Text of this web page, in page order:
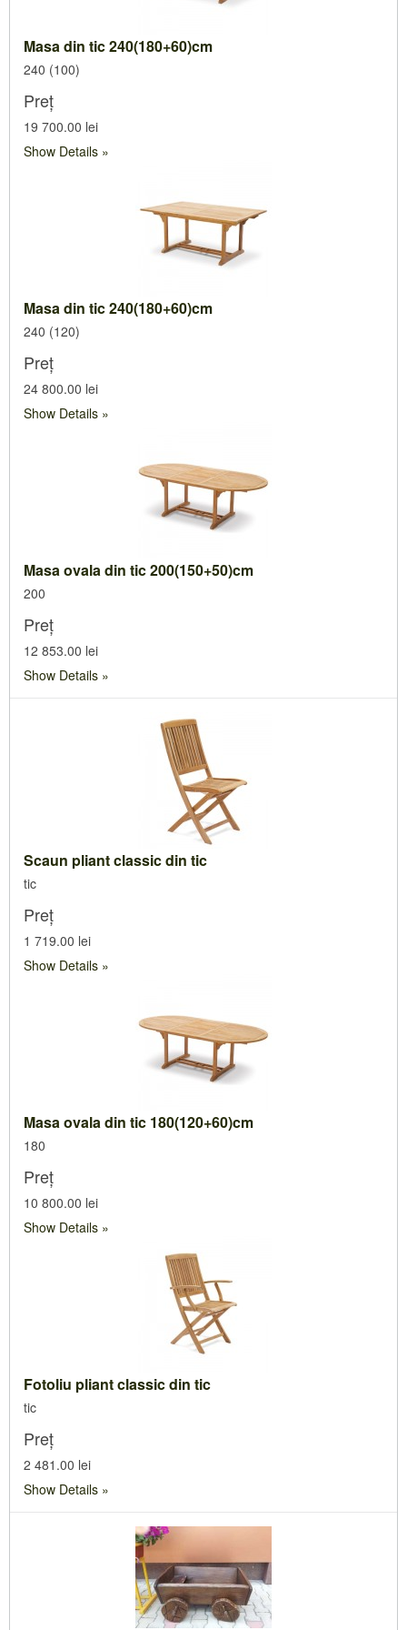
Masa din tic 240(180+60)cm
240 (100)
Preț
19 700.00 lei
Show Details
Masa din tic 240(180+60)cm
240 (120)
Preț
24 800.00 lei
Show Details
Masa ovala din tic 200(150+50)cm
200
Preț
12 853.00 lei
Show Details
Scaun pliant classic din tic
tic
Preț
1 719.00 lei
Show Details
Masa ovala din tic 180(120+60)cm
180
Preț
10 800.00 lei
Show Details
Fotoliu pliant classic din tic
tic
Preț
2 481.00 lei
Show Details
Umbrele
MOBILA PLIANTĂ
Saltele și perne RATTAN
Saltele pentru shezlong
Seturi pentru scaune și mese
OGLINZI